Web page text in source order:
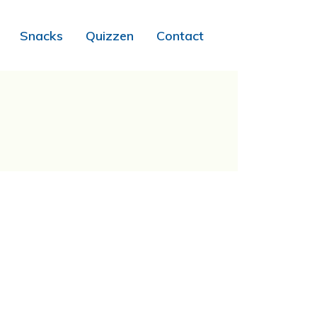
Snacks Quizzen Contact